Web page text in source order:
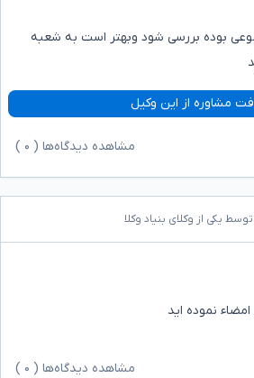
بوده بررسی شود وبهتر است به شعبه
مشاوره از این وکیل
مشاهده دیدگاه‌ها ( ۰
یکی از وکلای بنیاد وکلا
نموده اید
مشاهده دیدگاه‌ها ( ۰